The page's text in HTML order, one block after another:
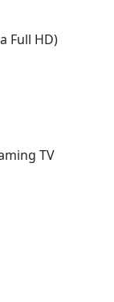
Full HD)
TV